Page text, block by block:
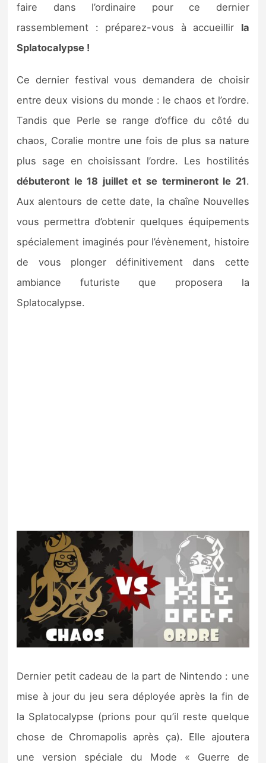
Précommandes
Précommandes jeux Switch 2
Sorties de jeux
Bons plans
faire dans l’ordinaire pour ce dernier
rassemblement : préparez-vous à accueillir la
Splatocalypse !
Ce dernier festival vous demandera de choisir
entre deux visions du monde : le chaos et l’ordre.
Tandis que Perle se range d’office du côté du
chaos, Coralie montre une fois de plus sa nature
plus sage en choisissant l’ordre. Les hostilités
débuteront le 18 juillet et se termineront le 21.
Aux alentours de cette date, la chaîne Nouvelles
vous permettra d’obtenir quelques équipements
spécialement imaginés pour l’évènement, histoire
de vous plonger définitivement dans cette
ambiance futuriste que proposera la
Splatocalypse.
Dernier petit cadeau de la part de Nintendo : une
mise à jour du jeu sera déployée après la fin de
la Splatocalypse (prions pour qu’il reste quelque
chose de Chromapolis après ça). Elle ajoutera
une version spéciale du Mode « Guerre de